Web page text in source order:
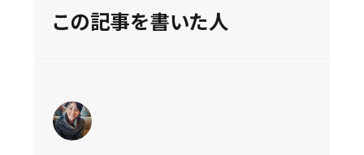
この記事を書いた人